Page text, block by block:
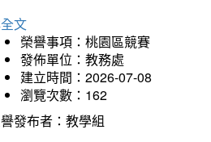
文
榮譽事項：桃園區競賽
發佈單位：教務處
建立時間：2026-07-08
瀏覽次數：162
發布者：教學組